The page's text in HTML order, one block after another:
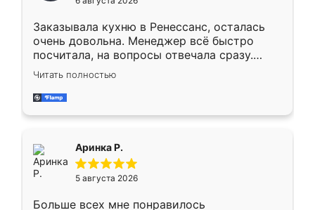
мебели буду заказывать только здесь.
Заказывала кухню в Ренессанс, осталась
очень довольна. Менеджер всё быстро
посчитала, на вопросы отвечала сразу.
Замерщик приехал в субботу, подошёл к
делу со всей ответственностью. Собрали
за день, ребята работали аккуратно, даже
Читать полностью
Аринка Р.
5 августа 2026
Больше всех мне понравилось